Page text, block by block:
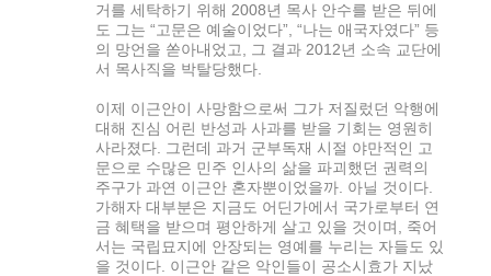
거를 세탁하기 위해 2008년 목사 안수를 받은 뒤에
도 그는 “고문은 예술이었다”, “나는 애국자였다” 등
의 망언을 쏟아내었고, 그 결과 2012년 소속 교단에
서 목사직을 박탈당했다.
이제 이근안이 사망함으로써 그가 저질렀던 악행에
대해 진심 어린 반성과 사과를 받을 기회는 영원히
사라졌다. 그런데 과거 군부독재 시절 야만적인 고
문으로 수많은 민주 인사의 삶을 파괴했던 권력의
주구가 과연 이근안 혼자뿐이었을까. 아닐 것이다.
가해자 대부분은 지금도 어딘가에서 국가로부터 연
금 혜택을 받으며 평안하게 살고 있을 것이며, 죽어
서는 국립묘지에 안장되는 영예를 누리는 자들도 있
을 것이다. 이근안 같은 악인들이 공소시효가 지났